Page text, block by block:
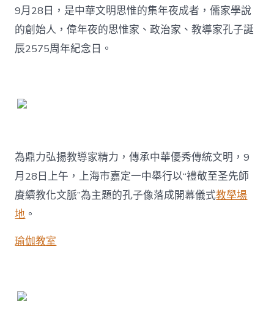
向
上
海
一
中
捐
贈
9月28日，是中華文明思惟的集年夜成者，儒家學說
的創始人，偉年夜的思惟家、政治家、教導家孔子誕
辰2575周年紀念日。
為鼎力弘揚教導家精力，傳承中華優秀傳統文明，9
月28日上午，上海市嘉定一中舉行以“禮敬至圣先師
賡續教化文脈”為主題的孔子像落成開幕儀式教學場
地 。
瑜伽教室